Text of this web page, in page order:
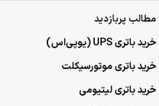
مطالب پربازدید
خرید باتری UPS (یو‌پی‌اس)
خرید باتری موتورسیکلت
خرید باتری لیتیومی